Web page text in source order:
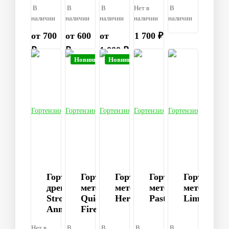
В
наличии
от 700
₽
В
наличии
от 600
₽
В
наличии
от
1 000 ₽
Нет в
наличии
1 700 ₽
В
наличии
Гортензия
древовидная
Strong
Annabelle
Новинка
Гортензия
метельчатая
Quick
Fire
Новинка
Гортензия
метельчатая
Hercules
Гортензия
метельчатая
Pastelgreen®
Гортензия
Limelight